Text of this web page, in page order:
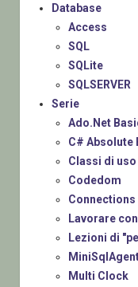
Database
Access
SQL
SQLite
SQLSERVER
Serie
Ado.Net
C# Absolute
Classi di
Codedom
Lavorare
Lezioni di
Multi Clock